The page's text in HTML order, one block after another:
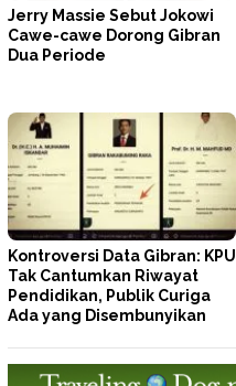
Jerry Massie Sebut Jokowi
Cawe-cawe Dorong Gibran
Dua Periode
Kontroversi Data Gibran: KPU
Tak Cantumkan Riwayat
Pendidikan, Publik Curiga
Ada yang Disembunyikan